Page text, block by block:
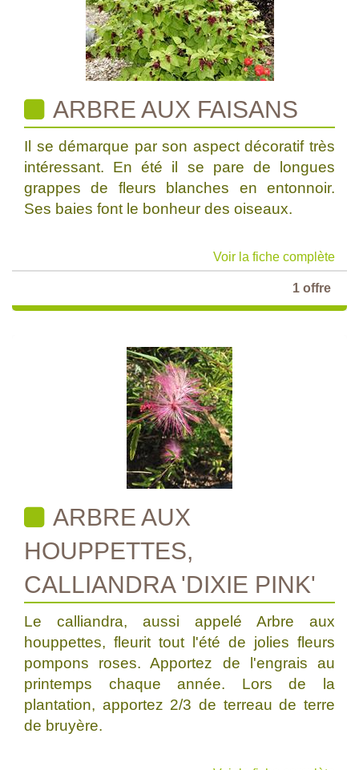
ARBRE AUX FAISANS
Il se démarque par son aspect décoratif très
intéressant. En été il se pare de longues
grappes de fleurs blanches en entonnoir.
Ses baies font le bonheur des oiseaux.
Voir la fiche complète
1 offre
ARBRE AUX
HOUPPETTES,
CALLIANDRA 'DIXIE PINK'
Le calliandra, aussi appelé Arbre aux
houppettes, fleurit tout l'été de jolies fleurs
pompons roses. Apportez de l'engrais au
printemps chaque année. Lors de la
plantation, apportez 2/3 de terreau de terre
de bruyère.